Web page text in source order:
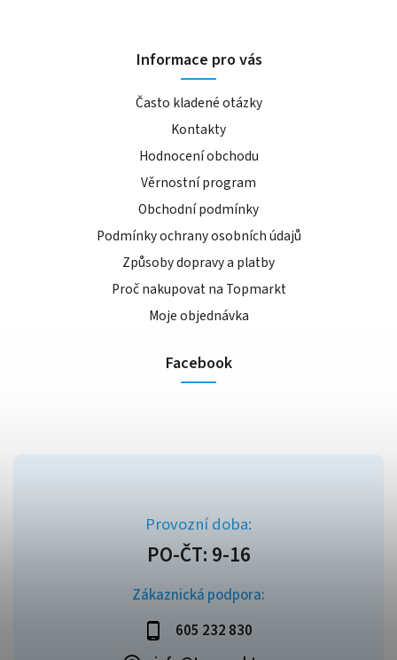
Zákaznická podpora:
605 232 830
Informace pro vás
Často kladené otázky
Kontakty
Hodnocení obchodu
Věrnostní program
Obchodní podmínky
Podmínky ochrany osobních údajů
Způsoby dopravy a platby
Proč nakupovat na Topmarkt
Moje objednávka
Facebook